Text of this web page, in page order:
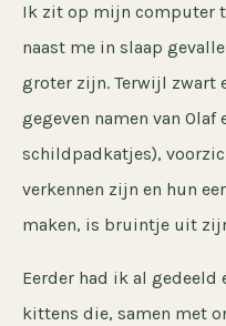
Ik zit op mijn computer
naast me in slaap
groter zijn. Terwijl zwart
gegeven namen van Olaf
schildpadkatjes),
verkennen zijn en hun
maken, is bruintje uit
Eerder had ik al gedeeld
kittens die, samen met